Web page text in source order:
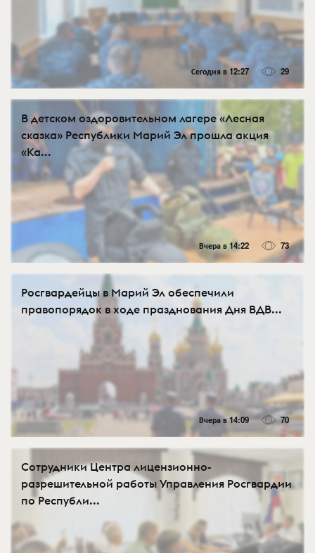
Сегодня в 12:27 29
В детском оздоровительном лагере «Лесная
сказка» Республики Марий Эл прошла акция
«Ка...
Вчера в 14:22 73
Росгвардейцы в Марий Эл обеспечили
правопорядок в ходе празднования Дня ВДВ...
Вчера в 14:09 70
Сотрудники Центра лицензионно-
разрешительной работы Управления Росгвардии
по Республи...